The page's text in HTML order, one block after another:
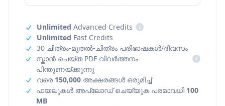
Unlimited Advanced Credits
i
Unlimited Fast Credits
30 ചിത്രം-മുതൽ-ചിത്രം പരിഭാഷകൾ/ദിവസം
സ്കാൻ ചെയ്ത PDF വിവർത്തനം
പിന്തുണയ്ക്കുന്നു
i
വരെ 150,000 അക്ഷരങ്ങൾ ഒരുമിച്ച്
ഫയലുകൾ അപ്‌ലോഡ് ചെയ്യുക പരമാവധി 100
MB